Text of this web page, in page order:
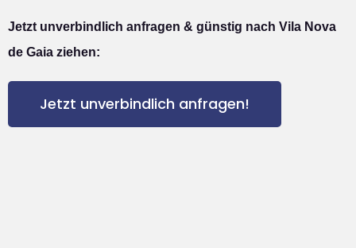
Jetzt unverbindlich anfragen & günstig nach Vila Nova
de Gaia ziehen:
Jetzt unverbindlich anfragen!